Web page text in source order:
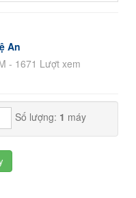
An
- 1671 Lượt xem
Số lượng: 1 máy